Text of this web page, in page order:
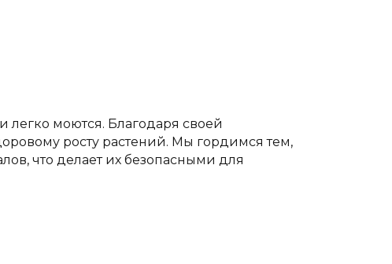
легко моются. Благодаря своей
росту растений. Мы гордимся тем,
что делает их безопасными для